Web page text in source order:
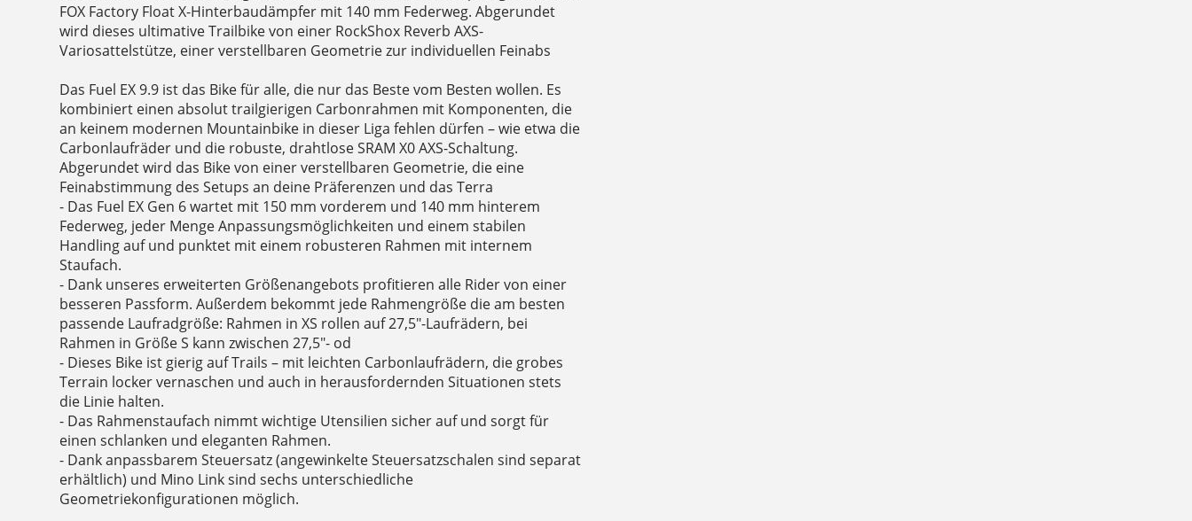
FOX Factory Float X-Hinterbaudämpfer mit 140 mm Federweg. Abgerundet
wird dieses ultimative Trailbike von einer RockShox Reverb AXS-
Variosattelstütze, einer verstellbaren Geometrie zur individuellen Feinabs
Das Fuel EX 9.9 ist das Bike für alle, die nur das Beste vom Besten wollen. Es
kombiniert einen absolut trailgierigen Carbonrahmen mit Komponenten, die
an keinem modernen Mountainbike in dieser Liga fehlen dürfen – wie etwa die
Carbonlaufräder und die robuste, drahtlose SRAM X0 AXS-Schaltung.
Abgerundet wird das Bike von einer verstellbaren Geometrie, die eine
Feinabstimmung des Setups an deine Präferenzen und das Terra
- Das Fuel EX Gen 6 wartet mit 150 mm vorderem und 140 mm hinterem
Federweg, jeder Menge Anpassungsmöglichkeiten und einem stabilen
Handling auf und punktet mit einem robusteren Rahmen mit internem
Staufach.
- Dank unseres erweiterten Größenangebots profitieren alle Rider von einer
besseren Passform. Außerdem bekommt jede Rahmengröße die am besten
passende Laufradgröße: Rahmen in XS rollen auf 27,5"-Laufrädern, bei
Rahmen in Größe S kann zwischen 27,5"- od
- Dieses Bike ist gierig auf Trails – mit leichten Carbonlaufrädern, die grobes
Terrain locker vernaschen und auch in herausfordernden Situationen stets
die Linie halten.
- Das Rahmenstaufach nimmt wichtige Utensilien sicher auf und sorgt für
einen schlanken und eleganten Rahmen.
- Dank anpassbarem Steuersatz (angewinkelte Steuersatzschalen sind separat
erhältlich) und Mino Link sind sechs unterschiedliche
Geometriekonfigurationen möglich.